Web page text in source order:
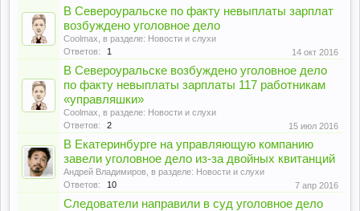
В Североуральске по факту невыплаты зарплат
возбуждено уголовное дело
Coolmax , в разделе: Новости и слухи
Ответов:
1 14 окт 2016
В Североуральске возбуждено уголовное дело
по факту невыплаты зарплаты 117 работникам
«управляшки»
Coolmax , в разделе: Новости и слухи
Ответов:
2 15 июл 2016
В Екатеринбурге на управляющую компанию
завели уголовное дело из-за двойных квитанций
Андрей Владимиров , в разделе: Новости и слухи
Ответов:
10 7 апр 2016
Следователи направили в суд уголовное дело